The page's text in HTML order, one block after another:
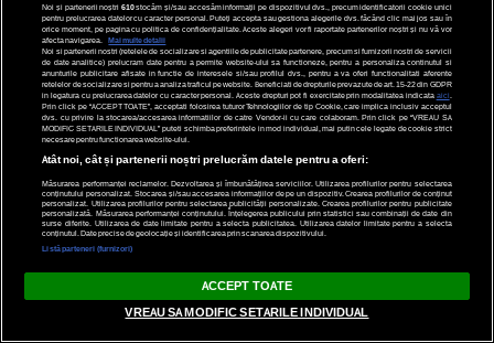
Noi și partenerii noștri 610stocăm și/sau accesăm informații pe dispozitivul dvs., precum identificatorii cookie unici
pentru prelucrarea datelor cu caracter personal. Puteți accepta sau gestiona alegerile dvs. făcând clic mai jos sau în
orice moment, pe pagina cu politica de confidențialitate. Aceste alegeri vor fi raportate partenerilor noștri și nu vă vor
afecta navigarea.
Mai multe detalii
Noi si partenerii nostri (retelele de socializare si agentiile de publicitate partenere, precum si furnizorii nostri de servicii
de date analitice) prelucram date pentru a permite website-ului sa functioneze, pentru a personaliza continutul si
anunturile publicitare afisate in functie de interesele si/sau profilul dvs., pentru a va oferi functionalitati aferente
retelelor de socializare si pentru a analiza traficul pe website. Beneficiati de drepturile prevazute de art. 15-22 din GDPR
in legatura cu prelucrarea datelor cu caracter personal. Aceste drepturi pot fi exercitate prin modalitatea indicata aici
Prin click pe “ACCEPT TOATE”, acceptati folosirea tuturor Tehnologiilor de tip Cookie, care implica inclusiv acceptul
dvs. cu privire la stocarea/accesarea informatiilor de catre Vendor-ii cu care colaboram. Prin click pe “VREAU SA
MODIFIC SETARILE INDIVIDUAL” puteti schimba preferintele in mod individual, mai putin cele legate de cookie strict
necesare pentru functionarea website-ului.
Atât noi, cât și partenerii noștri prelucrăm datele pentru a oferi:
Măsurarea performanței reclamelor. Dezvoltarea și îmbunătățirea serviciilor. Utilizarea profilurilor pentru selectarea
conținutului personalizat. Stocarea și/sau accesarea informațiilor de pe un dispozitiv. Crearea profilurilor de conținut
personalizat. Utilizarea profilurilor pentru selectarea publicității personalizate. Crearea profilurilor pentru publicitate
personalizată. Măsurarea performanței conținutului. Înțelegerea publicului prin statistici sau combinații de date din
surse diferite. Utilizarea de date limitate pentru a selecta publicitatea. Utilizarea datelor limitate pentru a selecta
conținutul. Date precise de geolocație și identificarea prin scanarea dispozitivului.
Listă parteneri (furnizori)
ACCEPT TOATE
VREAU SA MODIFIC SETARILE INDIVIDUAL